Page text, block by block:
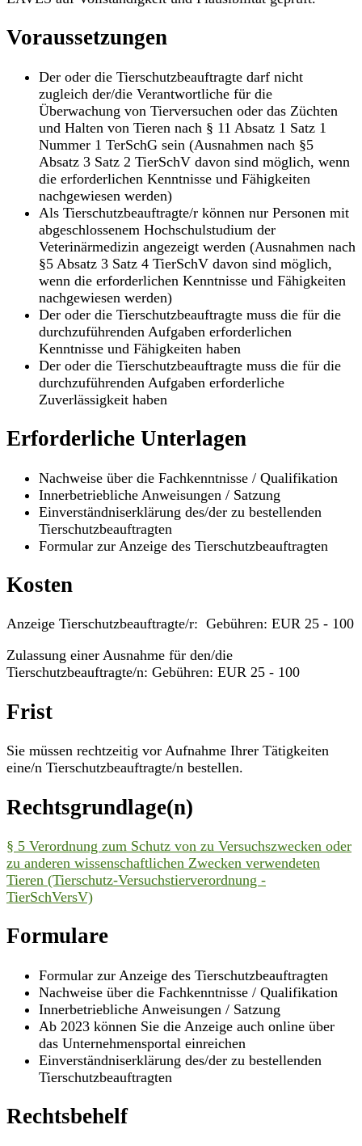
Voraussetzungen
Der oder die Tierschutzbeauftragte darf nicht
zugleich der/die Verantwortliche für die
Überwachung von Tierversuchen oder das Züchten
und Halten von Tieren nach § 11 Absatz 1 Satz 1
Nummer 1 TerSchG sein (Ausnahmen nach §5
Absatz 3 Satz 2 TierSchV davon sind möglich, wenn
die erforderlichen Kenntnisse und Fähigkeiten
nachgewiesen werden)
Als Tierschutzbeauftragte/r können nur Personen mit
abgeschlossenem Hochschulstudium der
Veterinärmedizin angezeigt werden (Ausnahmen nach
§5 Absatz 3 Satz 4 TierSchV davon sind möglich,
wenn die erforderlichen Kenntnisse und Fähigkeiten
nachgewiesen werden)
Der oder die Tierschutzbeauftragte muss die für die
durchzuführenden Aufgaben erforderlichen
Kenntnisse und Fähigkeiten haben
Der oder die Tierschutzbeauftragte muss die für die
durchzuführenden Aufgaben erforderliche
Zuverlässigkeit haben
Erforderliche Unterlagen
Nachweise über die Fachkenntnisse / Qualifikation
Innerbetriebliche Anweisungen / Satzung
Einverständniserklärung des/der zu bestellenden
Tierschutzbeauftragten
Formular zur Anzeige des Tierschutzbeauftragten
Kosten
Anzeige Tierschutzbeauftragte/r: Gebühren: EUR 25 - 100
Zulassung einer Ausnahme für den/die
Tierschutzbeauftragte/n: Gebühren: EUR 25 - 100
Frist
Sie müssen rechtzeitig vor Aufnahme Ihrer Tätigkeiten
eine/n Tierschutzbeauftragte/n bestellen.
Rechtsgrundlage(n)
§ 5 Verordnung zum Schutz von zu Versuchszwecken oder
zu anderen wissenschaftlichen Zwecken verwendeten
Tieren (Tierschutz-Versuchstierverordnung -
TierSchVersV)
Formulare
Formular zur Anzeige des Tierschutzbeauftragten
Nachweise über die Fachkenntnisse / Qualifikation
Innerbetriebliche Anweisungen / Satzung
Ab 2023 können Sie die Anzeige auch online über
das Unternehmensportal einreichen
Einverständniserklärung des/der zu bestellenden
Tierschutzbeauftragten
Rechtsbehelf